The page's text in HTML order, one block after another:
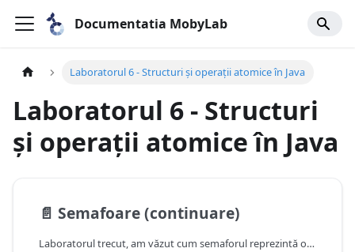
Documentatia MobyLab
Laboratorul 6 - Structuri și operații atomice în Java
Laboratorul 6 - Structuri
și operații atomice în Java
📄️ Semafoare (continuare)
Laboratorul trecut, am văzut cum semaforul reprezintă o generalizare a unui mutex. Un semafor iniţializat cu 1 poate fi folosit drept lock, pentru că doar un thread are acces la zona critică la un moment de timp. Totuși, un semafor poate avea întrebuinţări mult mai complexe, deoarece poate lua diverse valori, atât negative, cât şi pozitive.